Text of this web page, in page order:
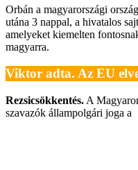
Orbán a magyarországi
utána 3 nappal, a hivatalos
amelyeket kiemelten
magyarra.
Viktor adta. Az EU
Rezsicsökkentés. A
szavazók állampolgári joga a